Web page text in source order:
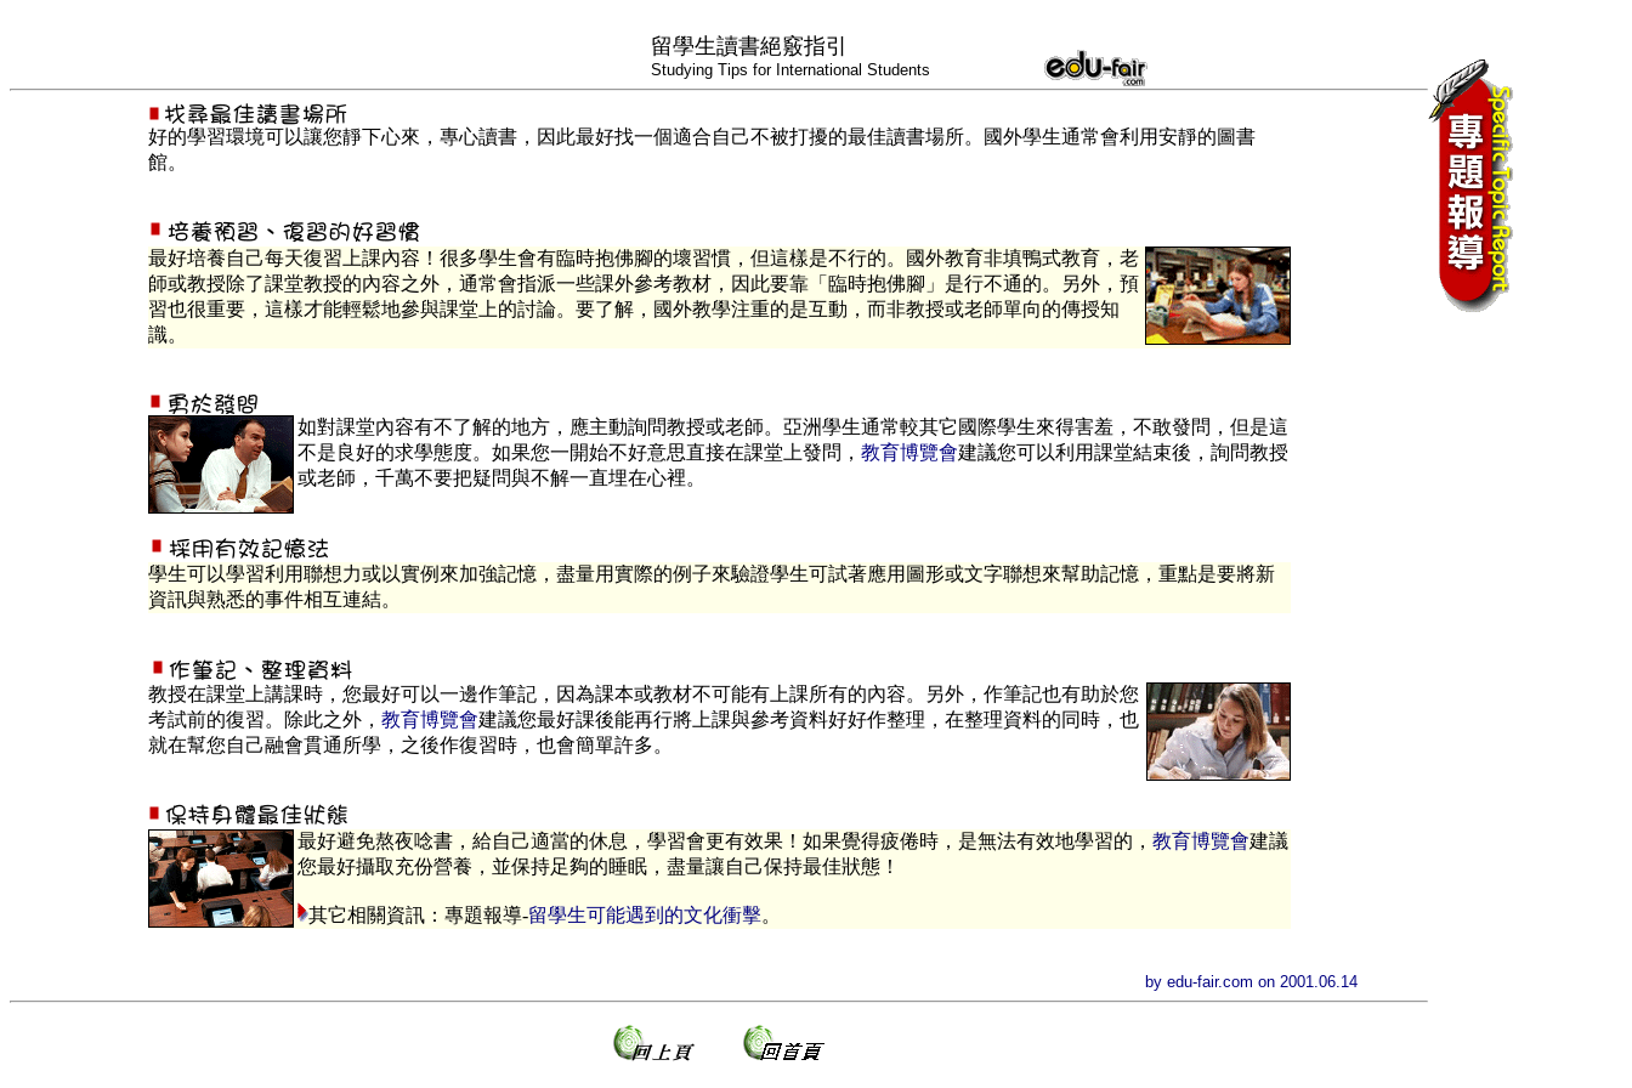
留學生讀書絕竅指引
Studying Tips for International Students
好的學習環境可以讓您靜下心來，專心讀書，因此最好找一個適合自己不被打擾的最佳讀書場所。國外學生通常會利用安靜的圖書
館。
最好培養自己每天復習上課內容！很多學生會有臨時抱佛腳的壞習慣，但這樣是不行的。國外教育非填鴨式教育，老
師或教授除了課堂教授的內容之外，通常會指派一些課外參考教材，因此要靠「臨時抱佛腳」是行不通的。另外，預
習也很重要，這樣才能輕鬆地參與課堂上的討論。要了解，國外教學注重的是互動，而非教授或老師單向的傳授知
識。
如對課堂內容有不了解的地方，應主動詢問教授或老師。亞洲學生通常較其它國際學生來得害羞，不敢發問，但是這
不是良好的求學態度。如果您一開始不好意思直接在課堂上發問， 教育博覽會建議您可以利用課堂結束後，詢問教授
或老師，千萬不要把疑問與不解一直埋在心裡。
學生可以學習利用聯想力或以實例來加強記憶，盡量用實際的例子來驗證學生可試著應用圖形或文字聯想來幫助記憶，重點是要將新
資訊與熟悉的事件相互連結。
教授在課堂上講課時，您最好可以一邊作筆記，因為課本或教材不可能有上課所有的內容。另外，作筆記也有助於您
考試前的復習。除此之外， 教育博覽會建議您最好課後能再行將上課與參考資料好好作整理，在整理資料的同時，也
就在幫您自己融會貫通所學，之後作復習時，也會簡單許多。
最好避免熬夜唸書，給自己適當的休息，學習會更有效果！如果覺得疲倦時，是無法有效地學習的， 教育博覽會建議
您最好攝取充份營養，並保持足夠的睡眠，盡量讓自己保持最佳狀態！
其它相關資訊：專題報導-留學生可能遇到的文化衝擊。
by edu-fair.com on 2001.06.14